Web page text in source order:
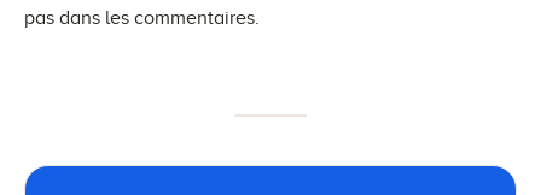
pas dans les commentaires.